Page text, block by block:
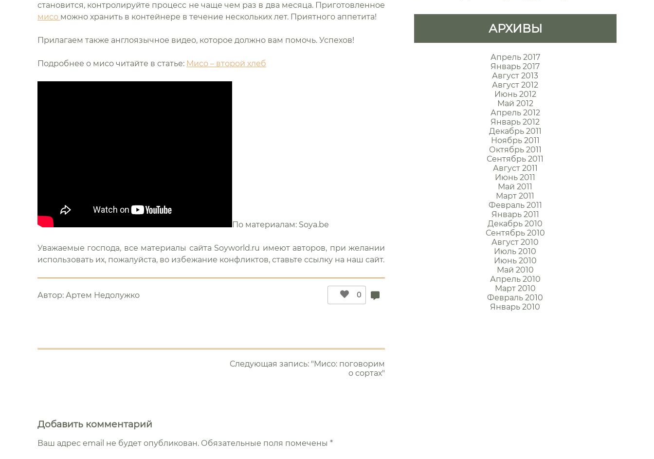
становится, контролируйте процесс не чаще чем раз в два месяца. Приготовленное
мисо можно хранить в контейнере в течение нескольких лет. Приятного аппетита!
Прилагаем также англоязычное видео, которое должно вам помочь. Успехов!
Подробнее о мисо читайте в статье: Мисо – второй хлеб
По материалам: Soya.be
Уважаемые господа, все материалы сайта Soyworld.ru имеют авторов, при желании
использовать их, пожалуйста, во избежание конфликтов, ставьте ссылку на наш сайт.
Автор: Артем Недолужко 0
почитать
Следующая запись: "Мисо: поговорим
о сортах"
Добавить комментарий
Ваш адрес email не будет опубликован. Обязательные поля помечены *
АРХИВЫ
Апрель 2017
Январь 2017
Август 2013
Август 2012
Июнь 2012
Май 2012
Апрель 2012
Январь 2012
Декабрь 2011
Ноябрь 2011
Октябрь 2011
Сентябрь 2011
Август 2011
Июнь 2011
Май 2011
Март 2011
Февраль 2011
Январь 2011
Декабрь 2010
Сентябрь 2010
Август 2010
Июль 2010
Июнь 2010
Май 2010
Апрель 2010
Март 2010
Февраль 2010
Январь 2010